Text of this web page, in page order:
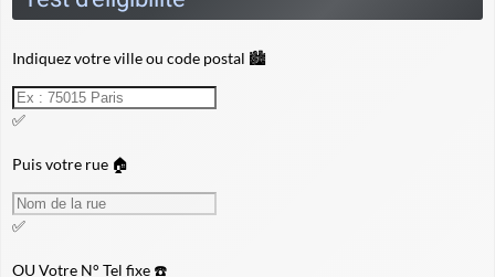
Indiquez votre ville ou code postal 🏙️
✅
Puis votre rue 🏠
✅
OUVotre N° Tel fixe ☎️